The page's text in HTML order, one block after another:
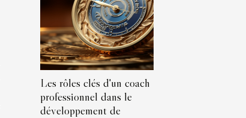
Les rôles clés d'un coach
professionnel dans le
développement de